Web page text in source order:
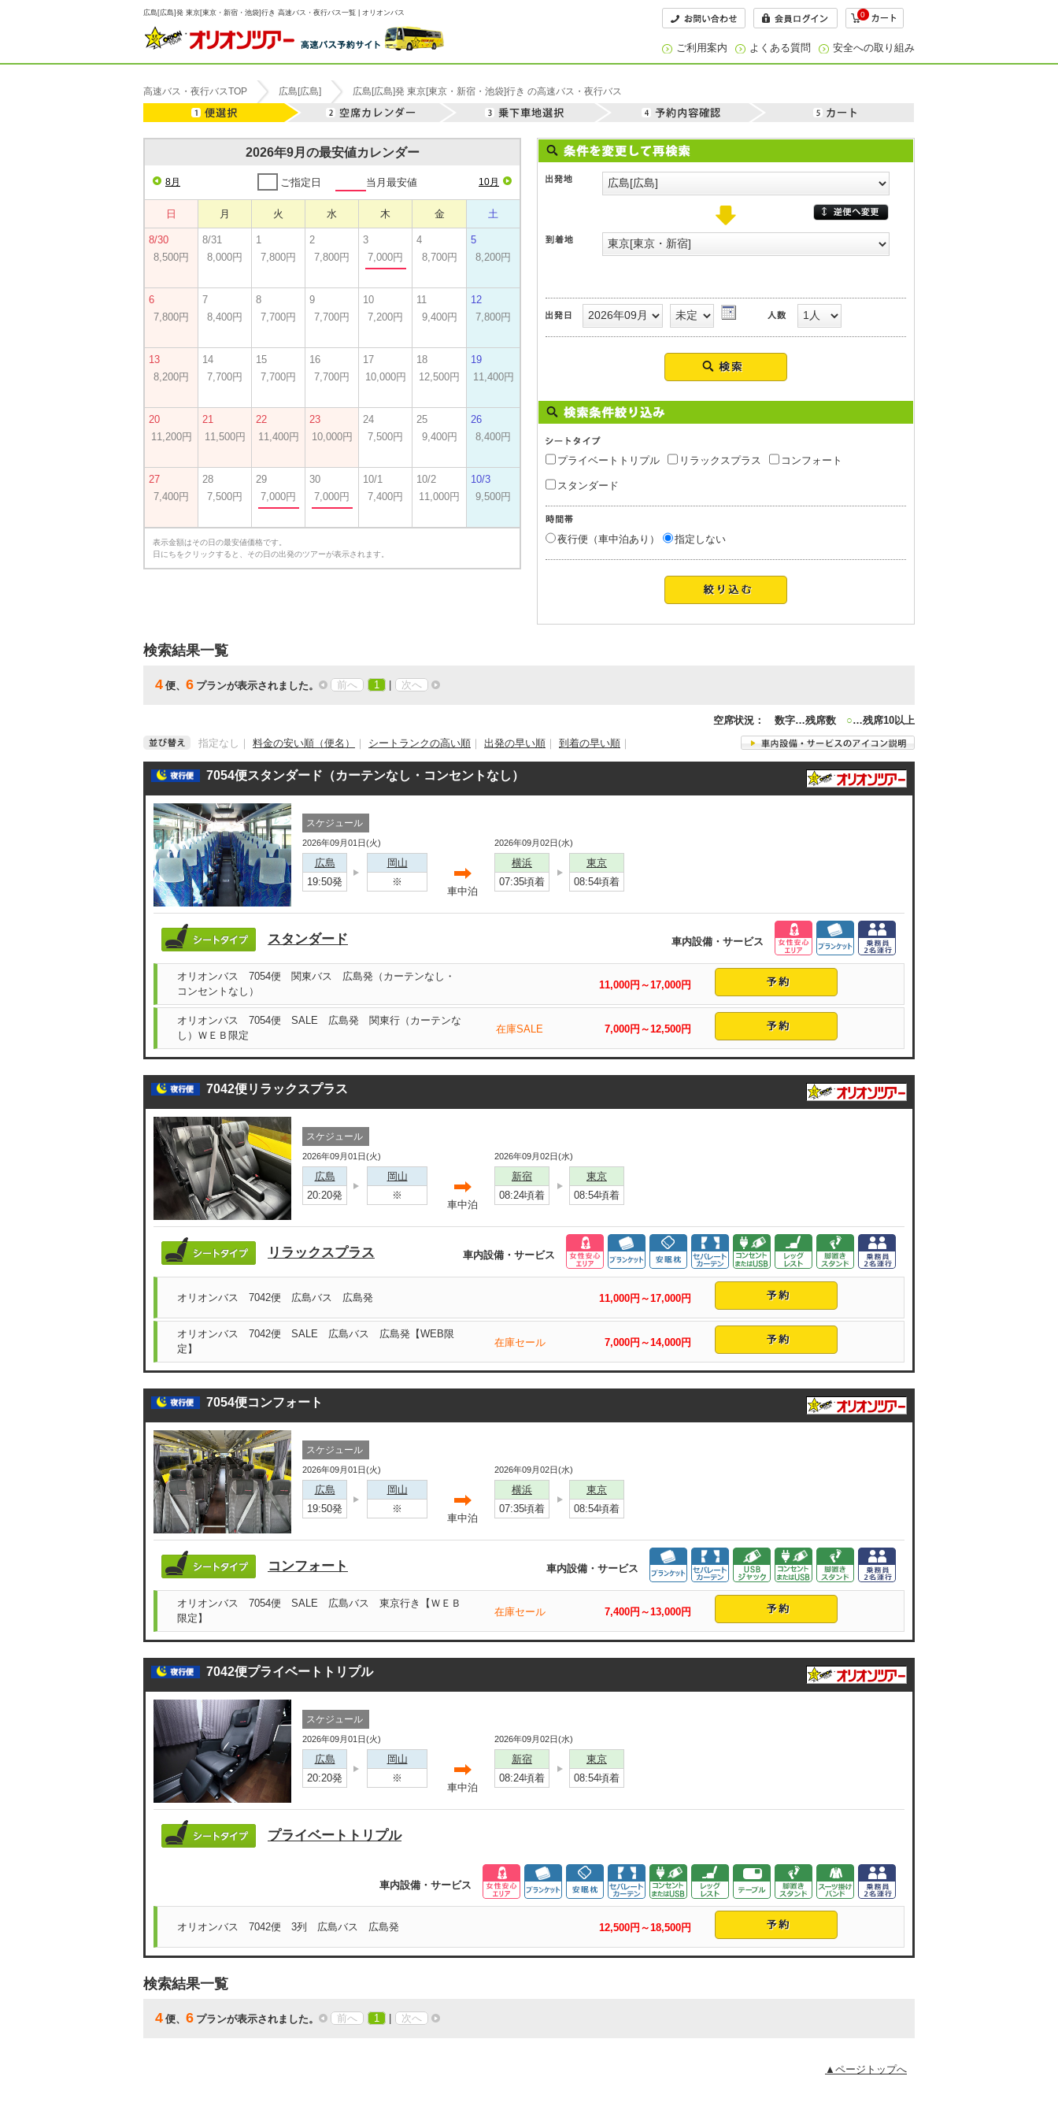
広島[広島]発 東京[東京・新宿・池袋]行き 高速バス・夜行バス一覧 | オリオンバス 0
ご利用案内 よくある質問 安全への取り組み
高速バス・夜行バスTOP 広島[広島] 広島[広島]発 東京[東京・新宿・池袋]行き の高速バス・夜行バス
2026年9月の最安値カレンダー
8月 10月
ご指定日 当月最安値
日 月 火 水 木 金 土
8/30
8,500円
8/31
8,000円
1
7,800円
2
7,800円
3
7,000円
4
8,700円
5
8,200円
6
7,800円
7
8,400円
8
7,700円
9
7,700円
10
7,200円
11
9,400円
12
7,800円
13
8,200円
14
7,700円
15
7,700円
16
7,700円
17
10,000円
18
12,500円
19
11,400円
20
11,200円
21
11,500円
22
11,400円
23
10,000円
24
7,500円
25
9,400円
26
8,400円
27
7,400円
28
7,500円
29
7,000円
30
7,000円
10/1
7,400円
10/2
11,000円
10/3
9,500円
表示金額はその日の最安値価格です。
日にちをクリックすると、その日の出発のツアーが表示されます。
プライベートトリプル リラックスプラス コンフォート
スタンダード
夜行便（車中泊あり） 指定しない
検索結果一覧
4 便、 6 プランが表示されました。 前へ 1 次へ
空席状況： 数字…残席数 ○…残席10以上
指定なし
料金の安い順（便名） シートランクの高い順 出発の早い順 到着の早い順
7054便スタンダード（カーテンなし・コンセントなし）
スケジュール
2026年09月01日(火)
広島
19:50発
岡山
※
車中泊
2026年09月02日(水)
横浜
07:35頃着
東京
08:54頃着
スタンダード 車内設備・サービス
オリオンバス 7054便 関東バス 広島発（カーテンなし・
コンセントなし）
11,000円～17,000円
オリオンバス 7054便 SALE 広島発 関東行（カーテンな
し）ＷＥＢ限定
在庫SALE 7,000円～12,500円
7042便リラックスプラス
スケジュール
2026年09月01日(火)
広島
20:20発
岡山
※
車中泊
2026年09月02日(水)
新宿
08:24頃着
東京
08:54頃着
リラックスプラス 車内設備・サービス
オリオンバス 7042便 広島バス 広島発 11,000円～17,000円
オリオンバス 7042便 SALE 広島バス 広島発【WEB限
定】
在庫セール 7,000円～14,000円
7054便コンフォート
スケジュール
2026年09月01日(火)
広島
19:50発
岡山
※
車中泊
2026年09月02日(水)
横浜
07:35頃着
東京
08:54頃着
コンフォート 車内設備・サービス
オリオンバス 7054便 SALE 広島バス 東京行き【ＷＥＢ
限定】
在庫セール 7,400円～13,000円
7042便プライベートトリプル
スケジュール
2026年09月01日(火)
広島
20:20発
岡山
※
車中泊
2026年09月02日(水)
新宿
08:24頃着
東京
08:54頃着
プライベートトリプル
車内設備・サービス
オリオンバス 7042便 3列 広島バス 広島発 12,500円～18,500円
検索結果一覧
4 便、 6 プランが表示されました。 前へ 1 次へ
▲ページトップへ